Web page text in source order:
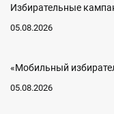
Избирательные
05.08.2026
«Мобильный
05.08.2026